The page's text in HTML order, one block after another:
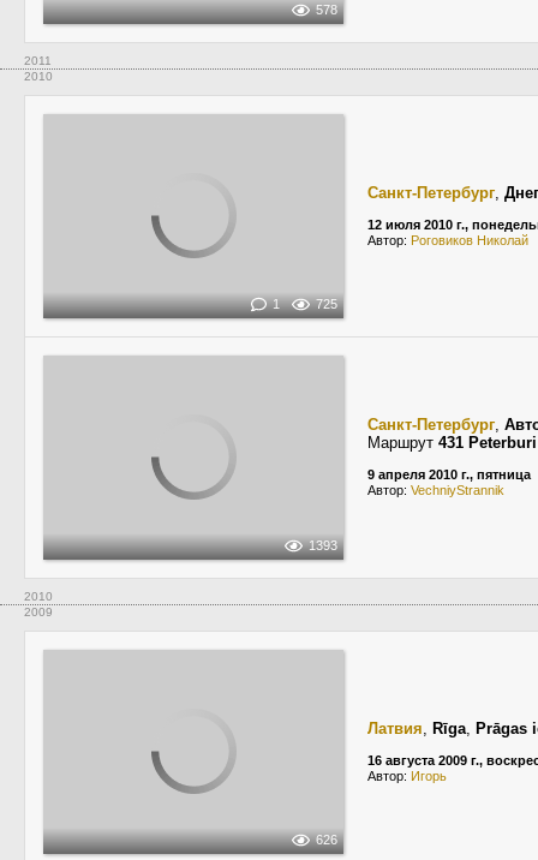
578
2011
2010
1 725
Санкт-Петербург,
12 июля 2010 г.,
Автор: Роговиков Николай
1393
Санкт-Петербург,
Маршрут 431
9 апреля 2010 г., пятница
Автор: VechniyStrannik
2010
2009
626
Латвия, Rīga, Prāgas
16 августа 2009 г.,
Автор: Игорь